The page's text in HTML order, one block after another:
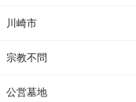
川崎市
宗教不問
公営墓地